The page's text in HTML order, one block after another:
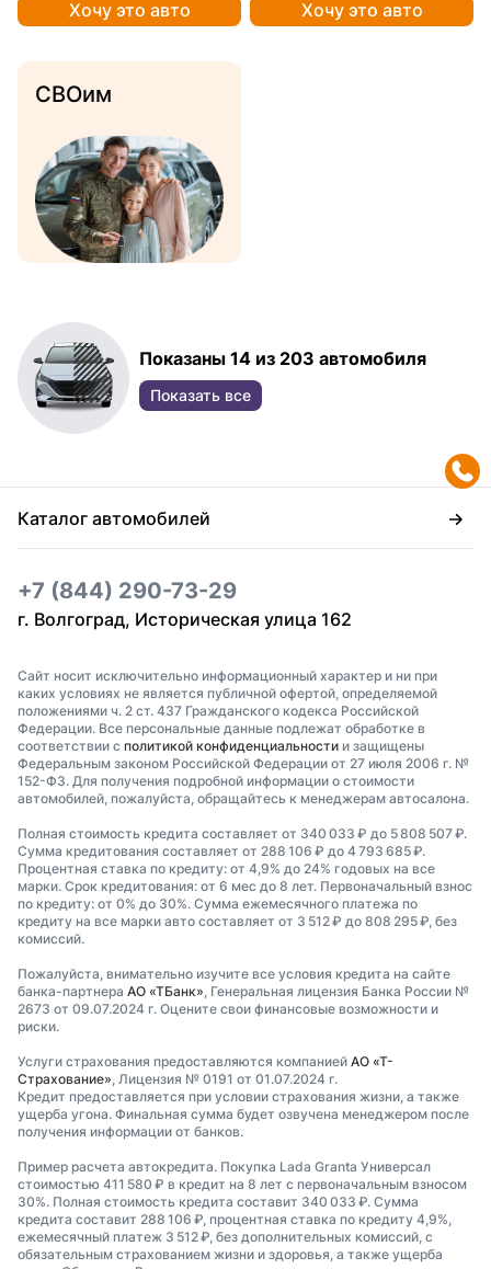
Хочу это авто Хочу это авто
СВОим
Показаны 14 из 203 автомобиля
Показать все
Каталог автомобилей
+7 (844) 290-73-29
г. Волгоград, Историческая улица 162
Сайт носит исключительно информационный характер и ни при
каких условиях не является публичной офертой, определяемой
положениями ч. 2 ст. 437 Гражданского кодекса Российской
Федерации. Все персональные данные подлежат обработке в
соответствии с политикой конфиденциальности и защищены
Федеральным законом Российской Федерации от 27 июля 2006 г. №
152-ФЗ. Для получения подробной информации о стоимости
автомобилей, пожалуйста, обращайтесь к менеджерам автосалона.
Полная стоимость кредита составляет от 340 033 ₽ до 5 808 507 ₽.
Сумма кредитования составляет от 288 106 ₽ до 4 793 685 ₽.
Процентная ставка по кредиту: от 4,9% до 24% годовых на все
марки. Срок кредитования: от 6 мес до 8 лет. Первоначальный взнос
по кредиту: от 0% до 30%. Сумма ежемесячного платежа по
кредиту на все марки авто составляет от 3 512 ₽ до 808 295 ₽, без
комиссий.
Пожалуйста, внимательно изучите все условия кредита на сайте
банка-партнера АО «ТБанк», Генеральная лицензия Банка России №
2673 от 09.07.2024 г. Оцените свои финансовые возможности и
риски.
Услуги страхования предоставляются компанией АО «Т-
Страхование», Лицензия № 0191 от 01.07.2024 г.
Кредит предоставляется при условии страхования жизни, а также
ущерба угона. Финальная сумма будет озвучена менеджером после
получения информации от банков.
Пример расчета автокредита. Покупка Lada Granta Универсал
стоимостью 411 580 ₽ в кредит на 8 лет с первоначальным взносом
30%. Полная стоимость кредита составит 340 033 ₽. Сумма
кредита составит 288 106 ₽, процентная ставка по кредиту 4,9%,
ежемесячный платеж 3 512 ₽, без дополнительных комиссий, с
обязательным страхованием жизни и здоровья, а также ущерба